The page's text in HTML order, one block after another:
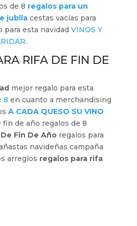
de 8 regalos para un
jubilacestas vacias para
para esta navidad VINOS Y
.
RIFA DE FIN DE
mejor regalo para esta
8 en cuanto a merchandising
A CADA QUESO SU VINO
fin de año regalos de 8
Fin De Añoregalos para
navideñas campaña
arreglos regalos para rifa